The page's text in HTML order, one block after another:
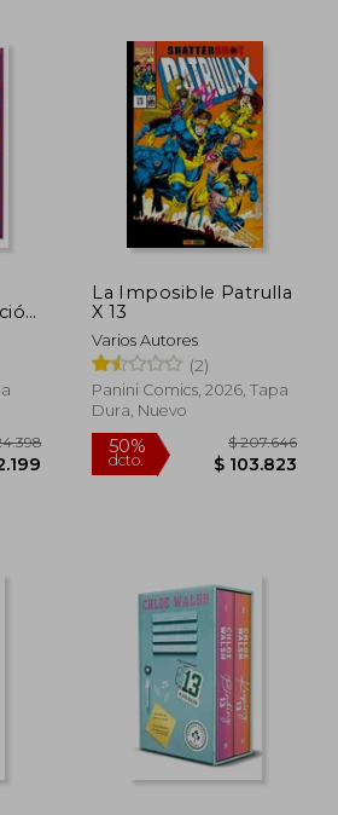
50%
dcto.
40%
La Imposible Patrulla
X 13
Varios Autores
(2)
Panini Comics, 2026, Tapa
Dura, Nuevo